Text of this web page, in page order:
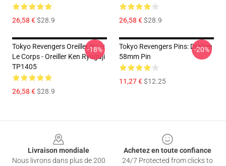
26,58 €$28.9 26,58 €$28.9
Tokyo Revengers Oreiller Pour
Le Corps - Oreiller Ken Ryuguji
TP1405
26,58 €$28.9
-18%
Tokyo Revengers Pins: Draken
58mm Pin
11,27 €$12.25
-20%
Livraison mondiale
Nous livrons dans plus de 200
Achetez en toute confiance
24/7 Protected from clicks to